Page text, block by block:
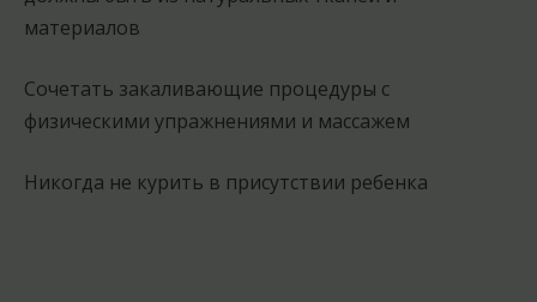
материалов
Сочетать закаливающие процедуры с
физическими упражнениями и массажем
Никогда не курить в присутствии ребенка